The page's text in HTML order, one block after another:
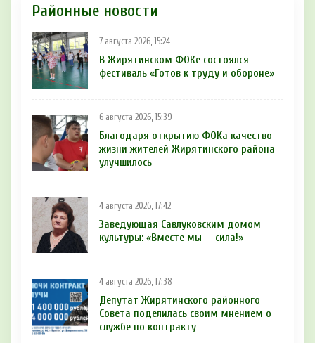
Районные новости
7 августа 2026, 15:24
В Жирятинском ФОКе состоялся
фестиваль «Готов к труду и обороне»
6 августа 2026, 15:39
Благодаря открытию ФОКа качество
жизни жителей Жирятинского района
улучшилось
4 августа 2026, 17:42
Заведующая Савлуковским домом
культуры: «Вместе мы — сила!»
4 августа 2026, 17:38
Депутат Жирятинского районного
Совета поделилась своим мнением о
службе по контракту